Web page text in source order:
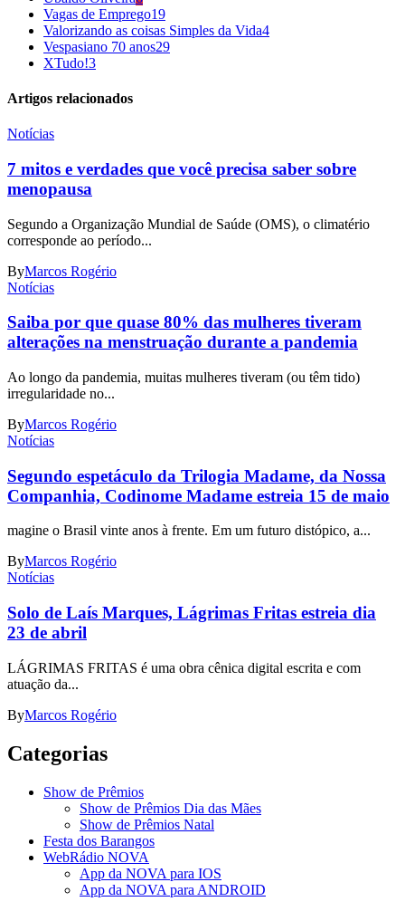
Vagas de Emprego19
Valorizando as coisas Simples da Vida4
Vespasiano 70 anos29
XTudo!3
Artigos relacionados
Notícias
7 mitos e verdades que você precisa saber sobre
menopausa
Segundo a Organização Mundial de Saúde (OMS), o climatério
corresponde ao período...
ByMarcos Rogério
Notícias
Saiba por que quase 80% das mulheres tiveram
alterações na menstruação durante a pandemia
Ao longo da pandemia, muitas mulheres tiveram (ou têm tido)
irregularidade no...
ByMarcos Rogério
Notícias
Segundo espetáculo da Trilogia Madame, da Nossa
Companhia, Codinome Madame estreia 15 de maio
magine o Brasil vinte anos à frente. Em um futuro distópico, a...
ByMarcos Rogério
Notícias
Solo de Laís Marques, Lágrimas Fritas estreia dia
23 de abril
LÁGRIMAS FRITAS é uma obra cênica digital escrita e com
atuação da...
ByMarcos Rogério
Categorias
Show de Prêmios
Show de Prêmios Dia das Mães
Show de Prêmios Natal
Festa dos Barangos
WebRádio NOVA
App da NOVA para IOS
App da NOVA para ANDROID